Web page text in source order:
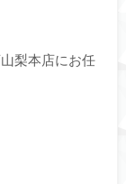
梨本店にお任